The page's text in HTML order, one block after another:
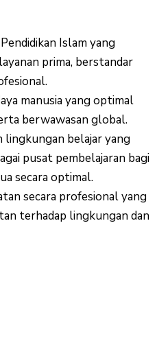
Islam yang
prima, berstandar
manusia yang optimal
berwawasan global.
lingkungan belajar yang
pusat pembelajaran bagi
secara optimal.
secara profesional yang
terhadap lingkungan dan